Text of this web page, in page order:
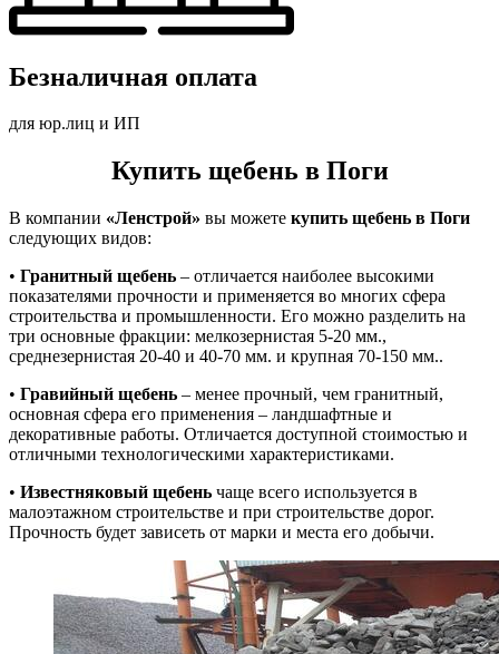
Безналичная оплата
для юр.лиц и ИП
Купить щебень в Поги
В компании «Ленстрой» вы можете купить щебень в Поги
следующих видов:
• Гранитный щебень – отличается наиболее высокими
показателями прочности и применяется во многих сфера
строительства и промышленности. Его можно разделить на
три основные фракции: мелкозернистая 5-20 мм.,
среднезернистая 20-40 и 40-70 мм. и крупная 70-150 мм..
• Гравийный щебень – менее прочный, чем гранитный,
основная сфера его применения – ландшафтные и
декоративные работы. Отличается доступной стоимостью и
отличными технологическими характеристиками.
• Известняковый щебень чаще всего используется в
малоэтажном строительстве и при строительстве дорог.
Прочность будет зависеть от марки и места его добычи.